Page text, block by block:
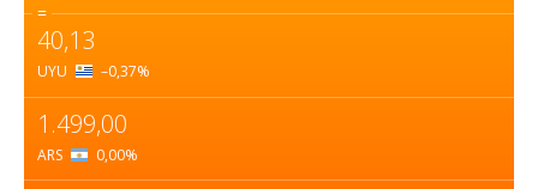
=
40,13
UYU –0,37%
1.499,00
ARS 0,00%